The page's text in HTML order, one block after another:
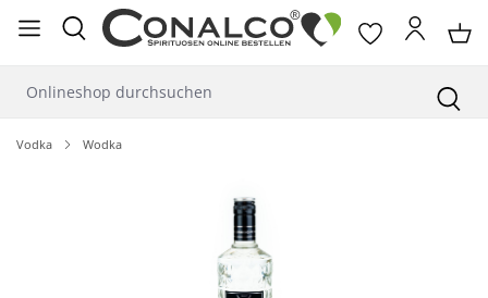
springen
Vodka Wodka